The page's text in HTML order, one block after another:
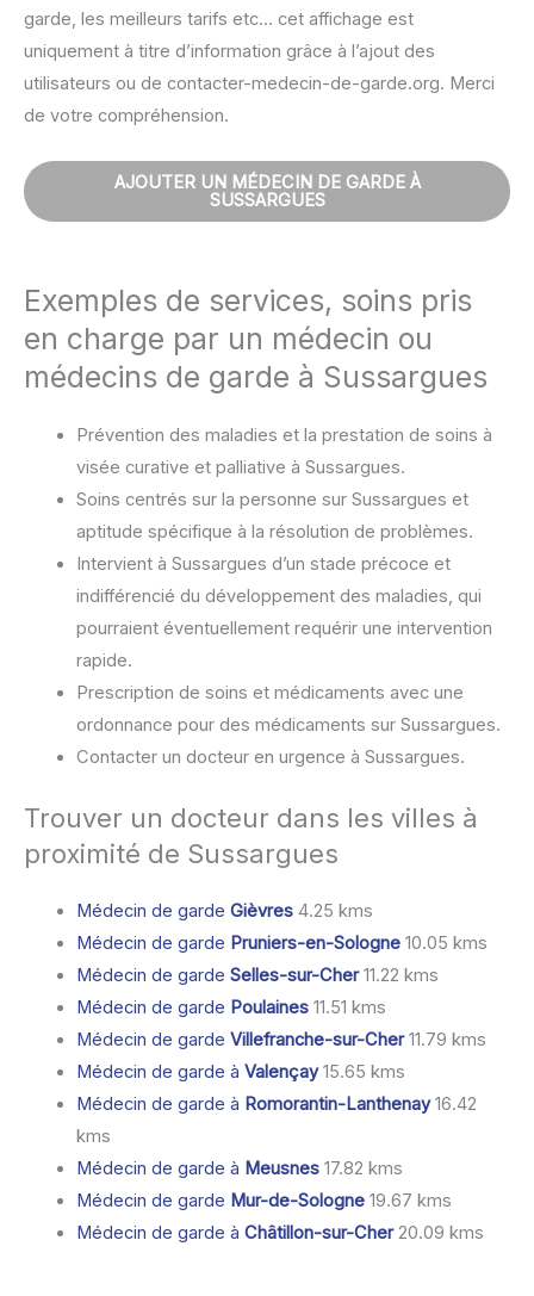
garde, les meilleurs tarifs etc… cet affichage est
uniquement à titre d’information grâce à l’ajout des
utilisateurs ou de contacter-medecin-de-garde.org. Merci
de votre compréhension.
AJOUTER UN MÉDECIN DE GARDE À
SUSSARGUES
Exemples de services, soins pris
en charge par un médecin ou
médecins de garde à Sussargues
Prévention des maladies et la prestation de soins à
visée curative et palliative à Sussargues.
Soins centrés sur la personne sur Sussargues et
aptitude spécifique à la résolution de problèmes.
Intervient à Sussargues d’un stade précoce et
indifférencié du développement des maladies, qui
pourraient éventuellement requérir une intervention
rapide.
Prescription de soins et médicaments avec une
ordonnance pour des médicaments sur Sussargues.
Contacter un docteur en urgence à Sussargues.
Trouver un docteur dans les villes à
proximité de Sussargues
Médecin de garde Gièvres4.25 kms
Médecin de garde Pruniers-en-Sologne10.05 kms
Médecin de garde Selles-sur-Cher11.22 kms
Médecin de garde Poulaines11.51 kms
Médecin de garde Villefranche-sur-Cher11.79 kms
Médecin de garde à Valençay15.65 kms
Médecin de garde à Romorantin-Lanthenay16.42
kms
Médecin de garde à Meusnes17.82 kms
Médecin de garde Mur-de-Sologne19.67 kms
Médecin de garde à Châtillon-sur-Cher20.09 kms